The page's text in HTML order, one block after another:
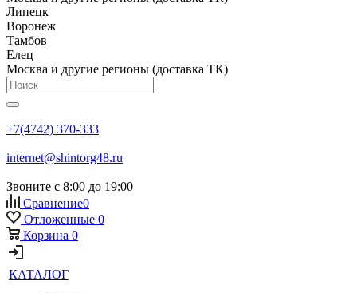
Липецк
Воронеж
Тамбов
Елец
Москва и другие регионы (доставка ТК)
+7(4742) 370-333
internet@shintorg48.ru
Звоните с 8:00 до 19:00
Сравнение0
Отложенные 0
Корзина 0
КАТАЛОГ